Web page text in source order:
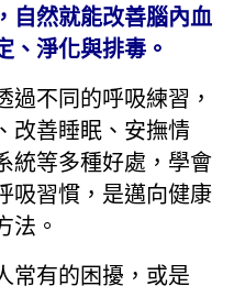
自然就能改善腦內血
、淨化與排毒。
過不同的呼吸練習，
改善睡眠、安撫情
統等多種好處，學會
吸習慣，是邁向健康
法。
常有的困擾，或是